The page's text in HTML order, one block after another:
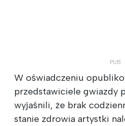
W oświadczeniu
przedstawiciele gwiazdy
wyjaśnili, że brak
stanie zdrowia artystki